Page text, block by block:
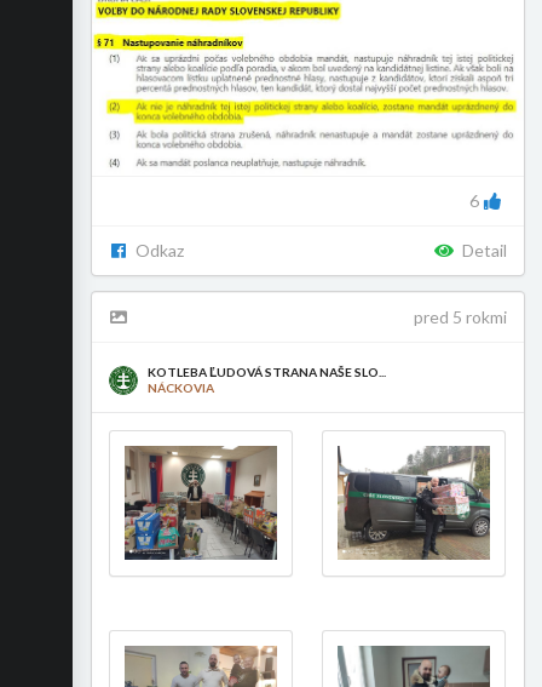
6
Odkaz Detail
pred 5 rokmi
KOTLEBA ĽUDOVÁ STRANA NAŠE SLO...
NÁCKOVIA